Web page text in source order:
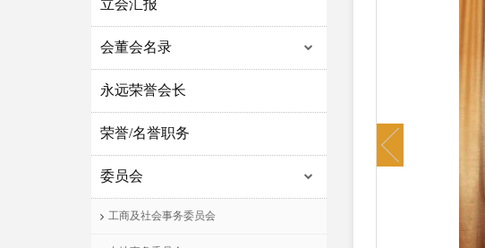
立会汇报
会董会名录
永远荣誉会长
荣誉/名誉职务
委员会
工商及社会事务委员会
Previous